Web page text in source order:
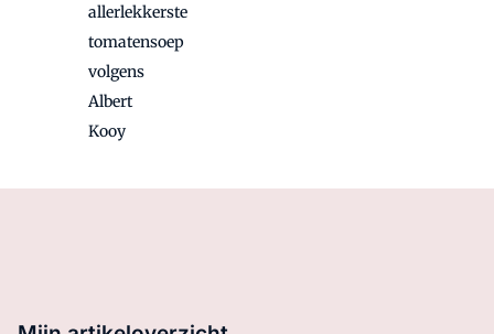
allerlekkerste
tomatensoep
volgens
Albert
Kooy